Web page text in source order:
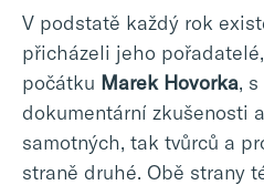
V podstatě každý rok
přicházeli jeho
počátku Marek Hovorka,
dokumentární zkušenosti
samotných, tak tvůrců a
straně druhé. Obě strany